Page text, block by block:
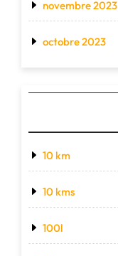
novembre 2023
octobre 2023
10 km
10 kms
100l